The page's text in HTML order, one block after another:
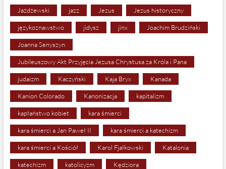
Jażdżewski jazz Jezus Jezus historyczny
językoznawstwo jidysz jinx Joachim Brudziński
Joanna Senyszyn
Jubileuszowy Akt Przyjęcia Jezusa Chrystusa za Króla i Pana
judaizm Kaczyński Kaja Bryx Kanada
Kanion Colorado Kanonizacja kapitalizm
kapłaństwo kobiet kara śmierci
kara śmierci a Jan Paweł II kara śmierci a katechizm
kara śmierci a Kościół Karol Fjałkowski Katalonia
katechizm katolicyzm Kędziora